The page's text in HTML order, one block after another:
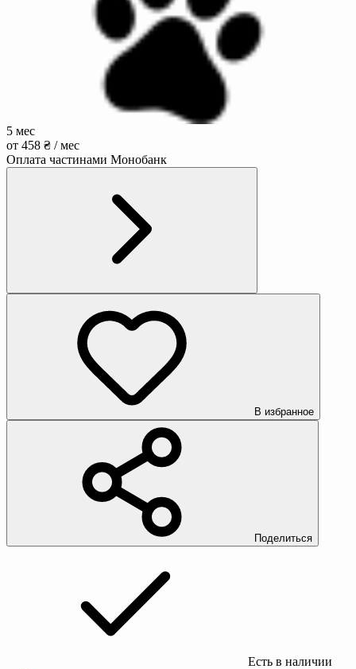
5 мес
от 458 ₴ / мес
Оплата частинами Монобанк
В избранное
Поделиться
Есть в наличии